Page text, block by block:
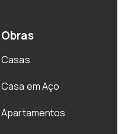
Obras
Casas
Casa em Aço
Apartamentos